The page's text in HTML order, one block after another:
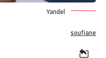
Yandel
soufiane